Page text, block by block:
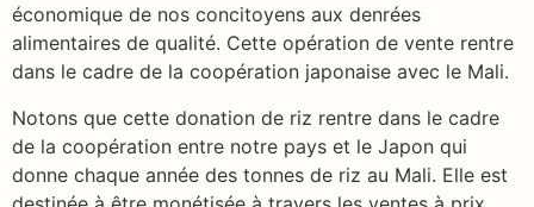
économique de nos concitoyens aux denrées
alimentaires de qualité. Cette opération de vente rentre
dans le cadre de la coopération japonaise avec le Mali.
Notons que cette donation de riz rentre dans le cadre
de la coopération entre notre pays et le Japon qui
donne chaque année des tonnes de riz au Mali. Elle est